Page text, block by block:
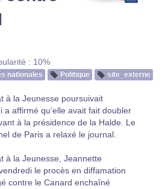
: 10%
nationales Politique site_externe
à la Jeunesse poursuivait
a affirmé qu’elle avait fait doubler
à la présidence de la Halde. Le
de Paris a relaxé le journal.
à la Jeunesse, Jeannette
le procès en diffamation
contre le Canard enchaîné